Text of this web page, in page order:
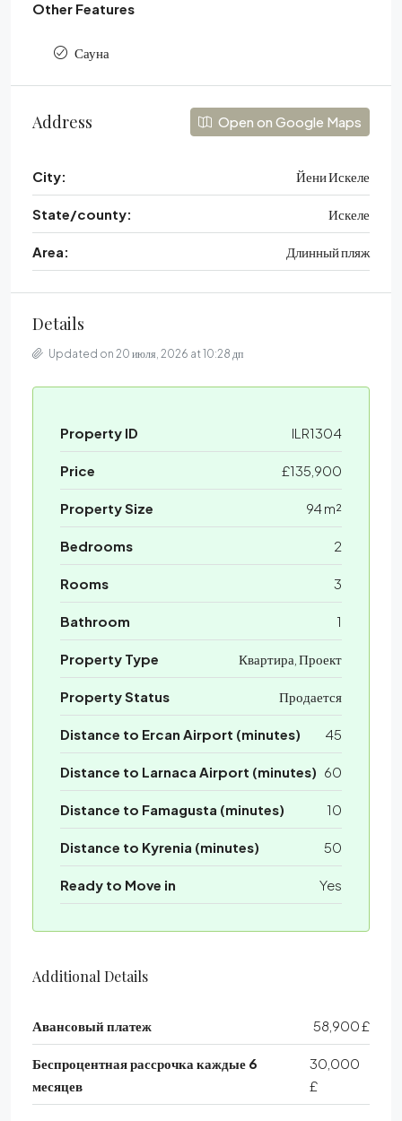
Other Features
Сауна
Address Open on Google Maps
City: Йени Искеле
State/county: Искеле
Area: Длинный пляж
Details
Updated on 20 июля, 2026 at 10:28 дп
Property ID ILR1304
Price £135,900
Property Size 94 m²
Bedrooms 2
Rooms 3
Bathroom 1
Property Type Квартира, Проект
Property Status Продается
Distance to Ercan Airport (minutes) 45
Distance to Larnaca Airport (minutes) 60
Distance to Famagusta (minutes) 10
Distance to Kyrenia (minutes) 50
Ready to Move in Yes
Additional Details
Авансовый платеж 58,900 £
Беспроцентная рассрочка каждые 6
месяцев
30,000
£